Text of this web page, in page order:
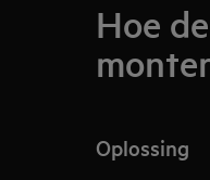
Hoe
Oplossing